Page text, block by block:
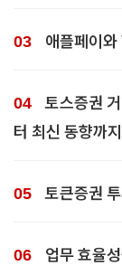
애플페이
토스증권
터 최신 동향까
토큰증권
업무 효율